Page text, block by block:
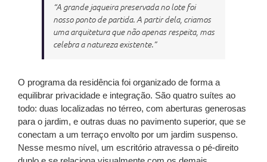
“A grande jaqueira preservada no lote foi
nosso ponto de partida. A partir dela, criamos
uma arquitetura que não apenas respeita, mas
celebra a natureza existente.”
O programa da residência foi organizado de forma a
equilibrar privacidade e integração. São quatro suítes ao
todo: duas localizadas no térreo, com aberturas generosas
para o jardim, e outras duas no pavimento superior, que se
conectam a um terraço envolto por um jardim suspenso.
Nesse mesmo nível, um escritório atravessa o pé-direito